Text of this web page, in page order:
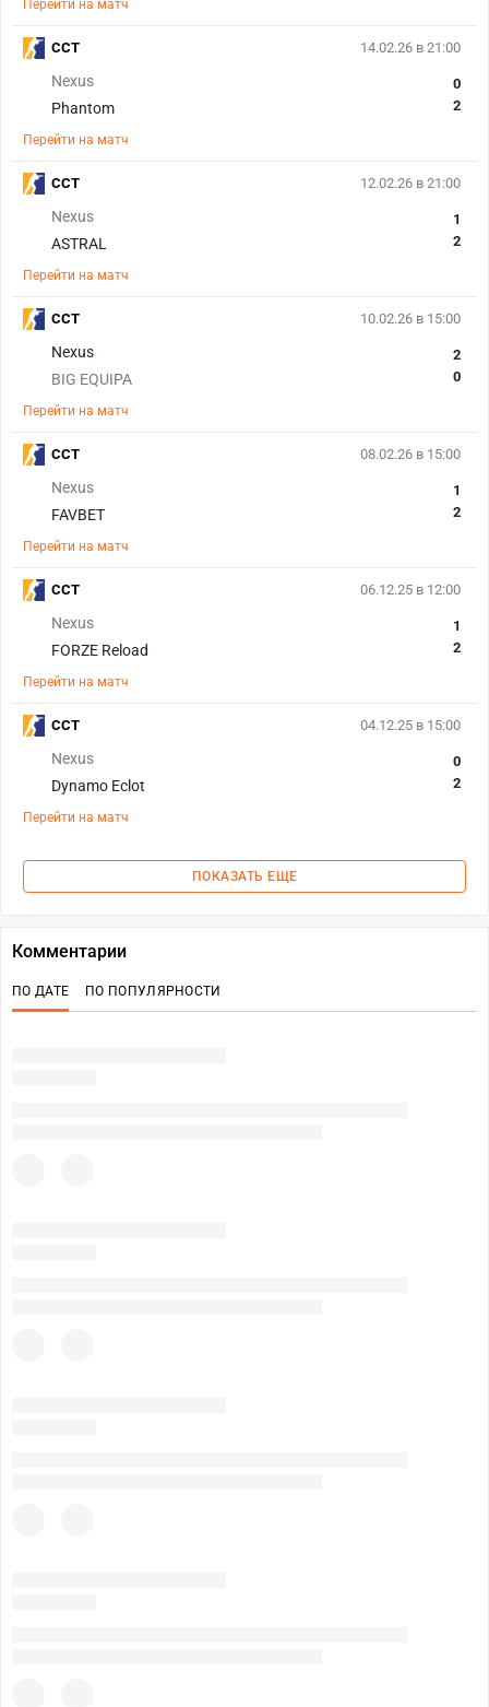
Перейти на матч
14.02.26 в 21:00
Nexus
Phantom
0
2
Перейти на матч
CCT
12.02.26 в 21:00
Nexus
ASTRAL
1
2
Перейти на матч
CCT
10.02.26 в 15:00
Nexus
BIG EQUIPA
2
0
Перейти на матч
CCT
08.02.26 в 15:00
Nexus
FAVBET
1
2
Перейти на матч
CCT
06.12.25 в 12:00
Nexus
FORZE Reload
1
2
Перейти на матч
CCT
04.12.25 в 15:00
Nexus
Dynamo Eclot
0
2
Перейти на матч
CCT
ПОКАЗАТЬ ЕЩЕ
Комментарии
ПО ДАТЕ ПО ПОПУЛЯРНОСТИ